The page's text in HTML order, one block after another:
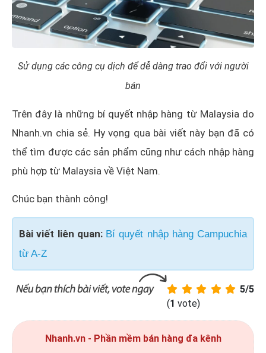
Sử dụng các công cụ dịch để dễ dàng trao đổi với người
bán
Trên đây là những bí quyết nhập hàng từ Malaysia do
Nhanh.vn chia sẻ. Hy vọng qua bài viết này bạn đã có
thể tìm được các sản phẩm cũng như cách nhập hàng
phù hợp từ Malaysia về Việt Nam.
Chúc bạn thành công!
Bài viết liên quan: Bí quyết nhập hàng Campuchia
từ A-Z
5/5
(1 vote)
Nhanh.vn - Phần mềm bán hàng đa kênh